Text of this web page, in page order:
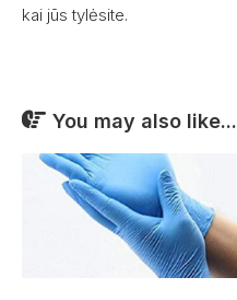
kai jūs tylėsite.
You may also like...